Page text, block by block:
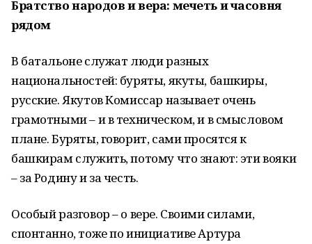
Братство народов и вера: мечеть и часовня
рядом
В батальоне служат люди разных
национальностей: буряты, якуты, башкиры,
русские. Якутов Комиссар называет очень
грамотными – и в техническом, и в смысловом
плане. Буряты, говорит, сами просятся к
башкирам служить, потому что знают: эти вояки
– за Родину и за честь.
Особый разговор – о вере. Своими силами,
спонтанно, тоже по инициативе Артура